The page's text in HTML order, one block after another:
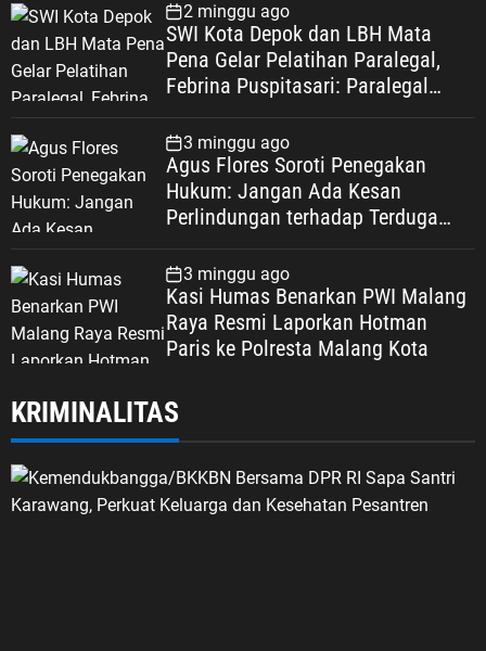
2 minggu ago
SWI Kota Depok dan LBH Mata
Pena Gelar Pelatihan Paralegal,
Febrina Puspitasari: Paralegal
Keadilan Warga Depok
3 minggu ago
Agus Flores Soroti Penegakan
Hukum: Jangan Ada Kesan
Perlindungan terhadap Terduga
Dipertaruhkan
3 minggu ago
Kasi Humas Benarkan PWI Malang
Raya Resmi Laporkan Hotman
Paris ke Polresta Malang Kota
KRIMINALITAS